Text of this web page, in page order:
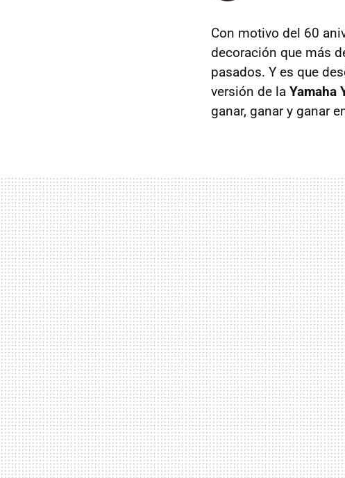
Con motivo del 60
decoración que más
pasados. Y es que
versión de la Yamaha
ganar, ganar y ganar